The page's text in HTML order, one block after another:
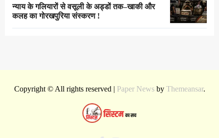
न्याय के गलियारों से वसूली के अड्डों तक–खाकी और
कलह का गोरखपुरिया संस्करण !
Copyright © All rights reserved | Paper Newsby Themeansar.